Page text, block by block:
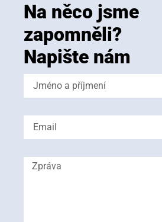
Na něco jsme
zapomněli?
Napište nám